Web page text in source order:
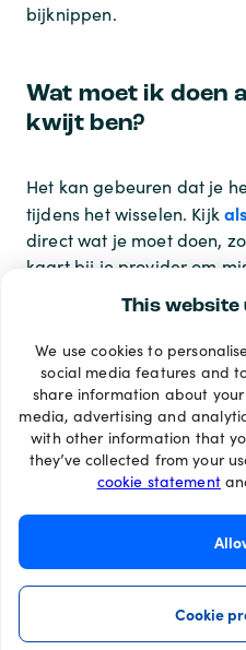
This website
We use cookies to
social media features and
share information about
media, advertising and
with other information that
they’ve collected from your
cookie statement
Cookie
bijknippen.
Wat moet ik doen
kwijt ben?
Het kan gebeuren dat je
tijdens het wisselen. Kijk
direct wat je moet doen,
kaart bij je provider om
aanvragen van een